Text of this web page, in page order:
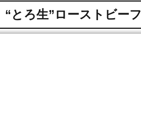
とろ生”ローストビーフ